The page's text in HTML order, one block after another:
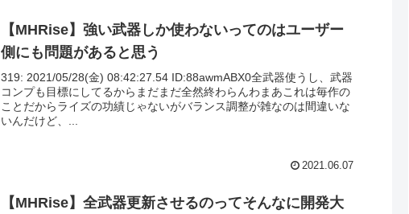
【MHRise】強い武器しか使わないってのはユーザー
側にも問題があると思う
319: 2021/05/28(金) 08:42:27.54 ID:88awmABX0全武器使うし、武器
コンプも目標にしてるからまだまだ全然終わらんわまあこれは毎作の
ことだからライズの功績じゃないがバランス調整が雑なのは間違いな
いんだけど、...
2021.06.07
【MHRise】全武器更新させるのってそんなに開発大